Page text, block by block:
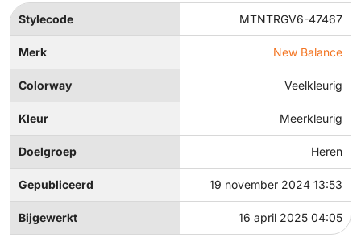
Stylecode MTNTRGV6-47467
Merk New Balance
Colorway Veelkleurig
Kleur Meerkleurig
Doelgroep Heren
Gepubliceerd 19 november 2024 13:53
Bijgewerkt 16 april 2025 04:05